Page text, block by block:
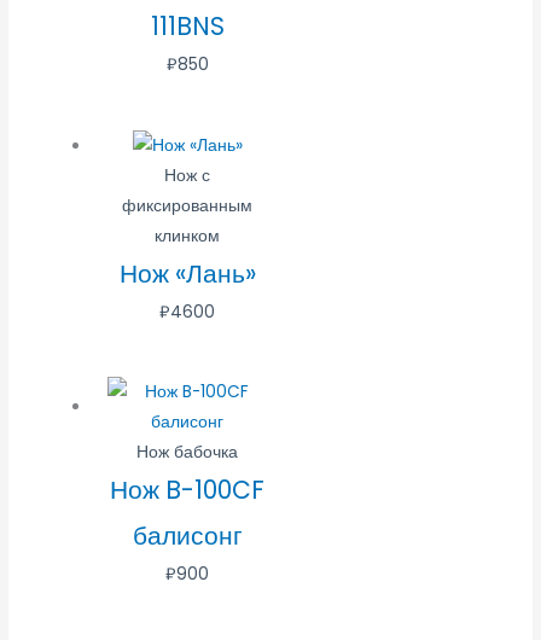
111BNS
₽850
Нож с
фиксированным
клинком
Нож «Лань»
₽4600
Нож бабочка
Нож B-100CF
балисонг
₽900